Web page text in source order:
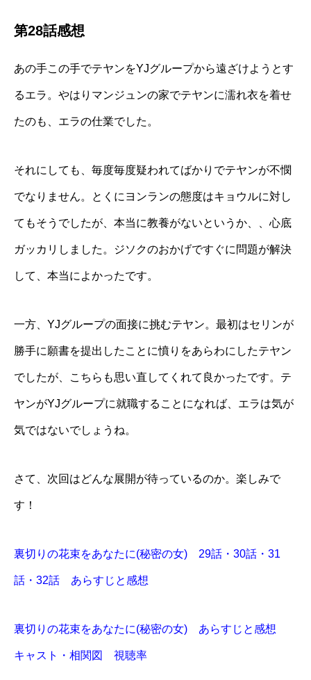
第28話感想
あの手この手でテヤンをYJグループから遠ざけようとす
るエラ。やはりマンジュンの家でテヤンに濡れ衣を着せ
たのも、エラの仕業でした。
それにしても、毎度毎度疑われてばかりでテヤンが不憫
でなりません。とくにヨンランの態度はキョウルに対し
てもそうでしたが、本当に教養がないというか、、心底
ガッカリしました。ジソクのおかげですぐに問題が解決
して、本当によかったです。
一方、YJグループの面接に挑むテヤン。最初はセリンが
勝手に願書を提出したことに憤りをあらわにしたテヤン
でしたが、こちらも思い直してくれて良かったです。テ
ヤンがYJグループに就職することになれば、エラは気が
気ではないでしょうね。
さて、次回はどんな展開が待っているのか。楽しみで
す！
裏切りの花束をあなたに(秘密の女) 29話・30話・31
話・32話 あらすじと感想
裏切りの花束をあなたに(秘密の女) あらすじと感想
キャスト・相関図 視聴率